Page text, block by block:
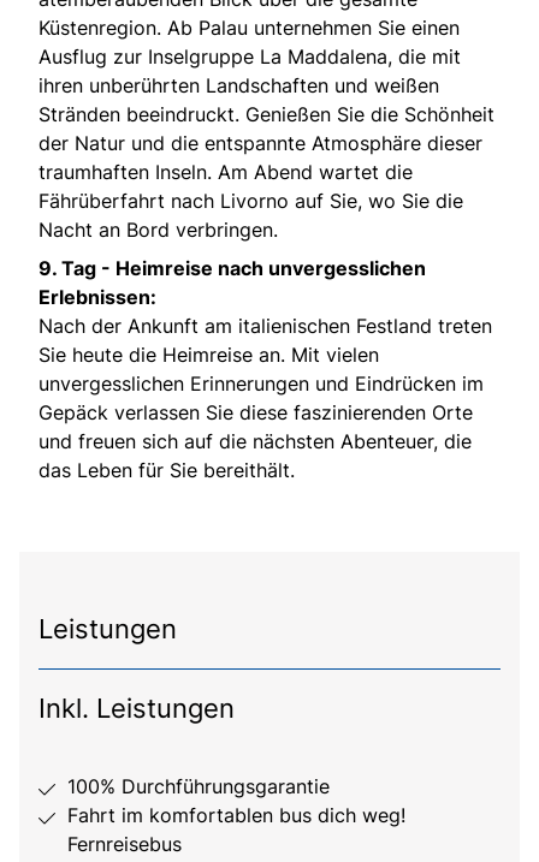
Küstenregion. Ab Palau unternehmen Sie einen
Ausflug zur Inselgruppe La Maddalena, die mit
ihren unberührten Landschaften und weißen
Stränden beeindruckt. Genießen Sie die Schönheit
der Natur und die entspannte Atmosphäre dieser
traumhaften Inseln. Am Abend wartet die
Fährüberfahrt nach Livorno auf Sie, wo Sie die
Nacht an Bord verbringen.
9. Tag - Heimreise nach unvergesslichen
Erlebnissen:
Nach der Ankunft am italienischen Festland treten
Sie heute die Heimreise an. Mit vielen
unvergesslichen Erinnerungen und Eindrücken im
Gepäck verlassen Sie diese faszinierenden Orte
und freuen sich auf die nächsten Abenteuer, die
das Leben für Sie bereithält.
Leistungen
Inkl. Leistungen
100% Durchführungsgarantie
Fahrt im komfortablen bus dich weg!
Fernreisebus